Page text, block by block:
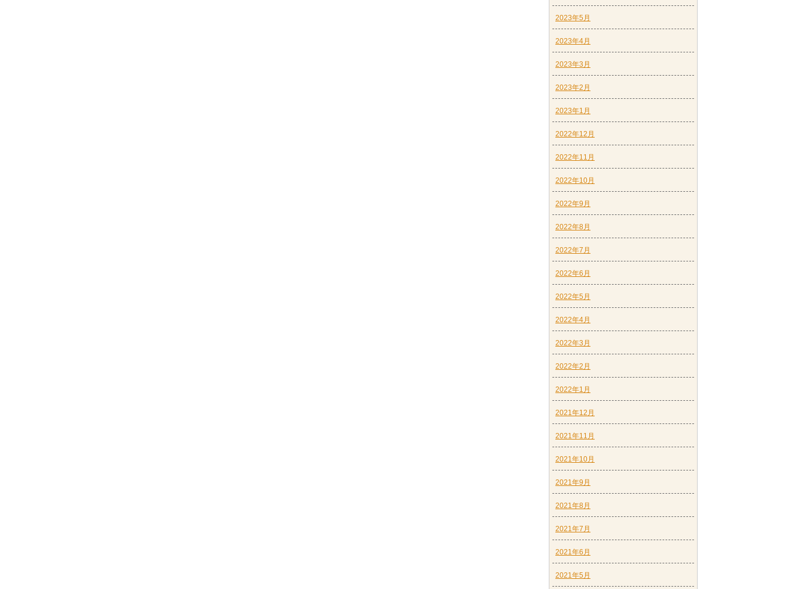
2023年5月
2023年4月
2023年3月
2023年2月
2023年1月
2022年12月
2022年11月
2022年10月
2022年9月
2022年8月
2022年7月
2022年6月
2022年5月
2022年4月
2022年3月
2022年2月
2022年1月
2021年12月
2021年11月
2021年10月
2021年9月
2021年8月
2021年7月
2021年6月
2021年5月